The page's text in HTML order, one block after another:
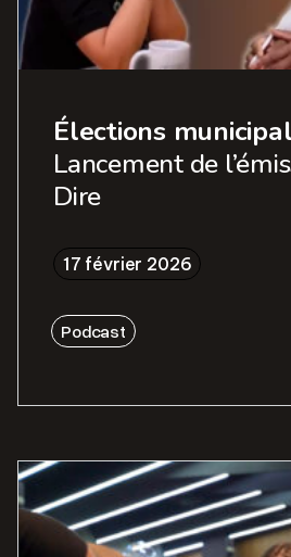
Élections
Lancement de
Dire
17 février 2026
Podcast